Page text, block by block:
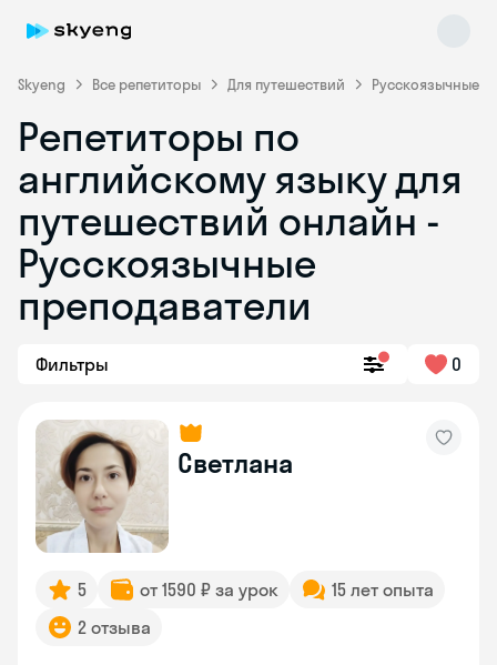
Skyeng Все репетиторы Для путешествий Русскоязычные
Репетиторы по
английскому языку для
путешествий онлайн -
Русскоязычные
преподаватели
Фильтры 0
Светлана
5 от 1590 ₽ за урок
15 лет опыта
2 отзыва
online